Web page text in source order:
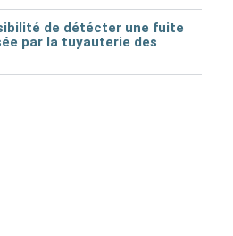
de détécter une fuite
par la tuyauterie des